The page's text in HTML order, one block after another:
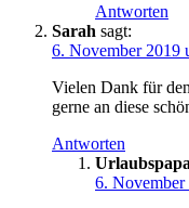
Antworten
Sarah sagt:
6. November 2019
Vielen Dank für
gerne an diese
Antworten
Urlaubspapa
6.